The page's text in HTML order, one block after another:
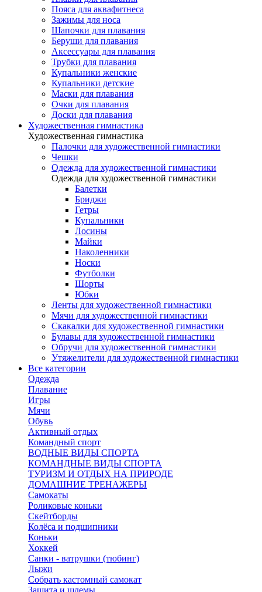
Пояса для аквафитнеса
Зажимы для носа
Шапочки для плавания
Беруши для плавания
Аксессуары для плавания
Трубки для плавания
Купальники женские
Купальники детские
Маски для плавания
Очки для плавания
Доски для плавания
Художественная гимнастика
Художественная гимнастика
Палочки для художественной гимнастики
Чешки
Одежда для художественной гимнастики
Одежда для художественной гимнастики
Балетки
Бриджи
Гетры
Купальники
Лосины
Майки
Наколенники
Носки
Футболки
Шорты
Юбки
Ленты для художественной гимнастики
Мячи для художественной гимнастики
Скакалки для художественной гимнастики
Булавы для художественной гимнастики
Обручи для художественной гимнастики
Утяжелители для художественной гимнастики
Все категории
Одежда
Плавание
Игры
Мячи
Обувь
Активный отдых
Командный спорт
ВОДНЫЕ ВИДЫ СПОРТА
КОМАНДНЫЕ ВИДЫ СПОРТА
ТУРИЗМ И ОТДЫХ НА ПРИРОДЕ
ДОМАШНИЕ ТРЕНАЖЕРЫ
Самокаты
Роликовые коньки
Скейтборды
Колёса и подшипники
Коньки
Хоккей
Санки - ватрушки (тюбинг)
Лыжи
Собрать кастомный самокат
Защита и шлемы